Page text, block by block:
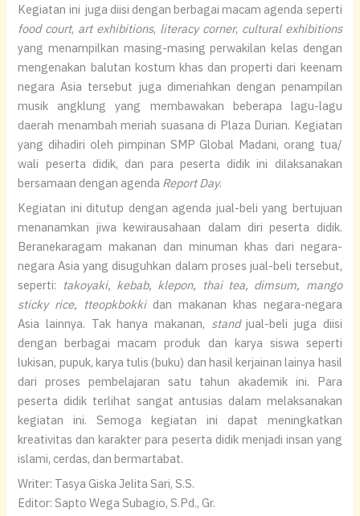
Kegiatan ini juga diisi dengan berbagai macam agenda seperti
food court, art exhibitions, literacy corner, cultural exhibitions
yang menampilkan masing-masing perwakilan kelas dengan
mengenakan balutan kostum khas dan properti dari keenam
negara Asia tersebut juga dimeriahkan dengan penampilan
musik angklung yang membawakan beberapa lagu-lagu
daerah menambah meriah suasana di Plaza Durian. Kegiatan
yang dihadiri oleh pimpinan SMP Global Madani, orang tua/
wali peserta didik, dan para peserta didik ini dilaksanakan
bersamaan dengan agenda Report Day.
Kegiatan ini ditutup dengan agenda jual-beli yang bertujuan
menanamkan jiwa kewirausahaan dalam diri peserta didik.
Beranekaragam makanan dan minuman khas dari negara-
negara Asia yang disuguhkan dalam proses jual-beli tersebut,
seperti: takoyaki, kebab, klepon, thai tea, dimsum, mango
sticky rice, tteopkbokkidan makanan khas negara-negara
Asia lainnya. Tak hanya makanan, standjual-beli juga diisi
dengan berbagai macam produk dan karya siswa seperti
lukisan, pupuk, karya tulis (buku) dan hasil kerjainan lainya hasil
dari proses pembelajaran satu tahun akademik ini. Para
peserta didik terlihat sangat antusias dalam melaksanakan
kegiatan ini. Semoga kegiatan ini dapat meningkatkan
kreativitas dan karakter para peserta didik menjadi insan yang
islami, cerdas, dan bermartabat.
Writer: Tasya Giska Jelita Sari, S.S.
Editor: Sapto Wega Subagio, S.Pd., Gr.